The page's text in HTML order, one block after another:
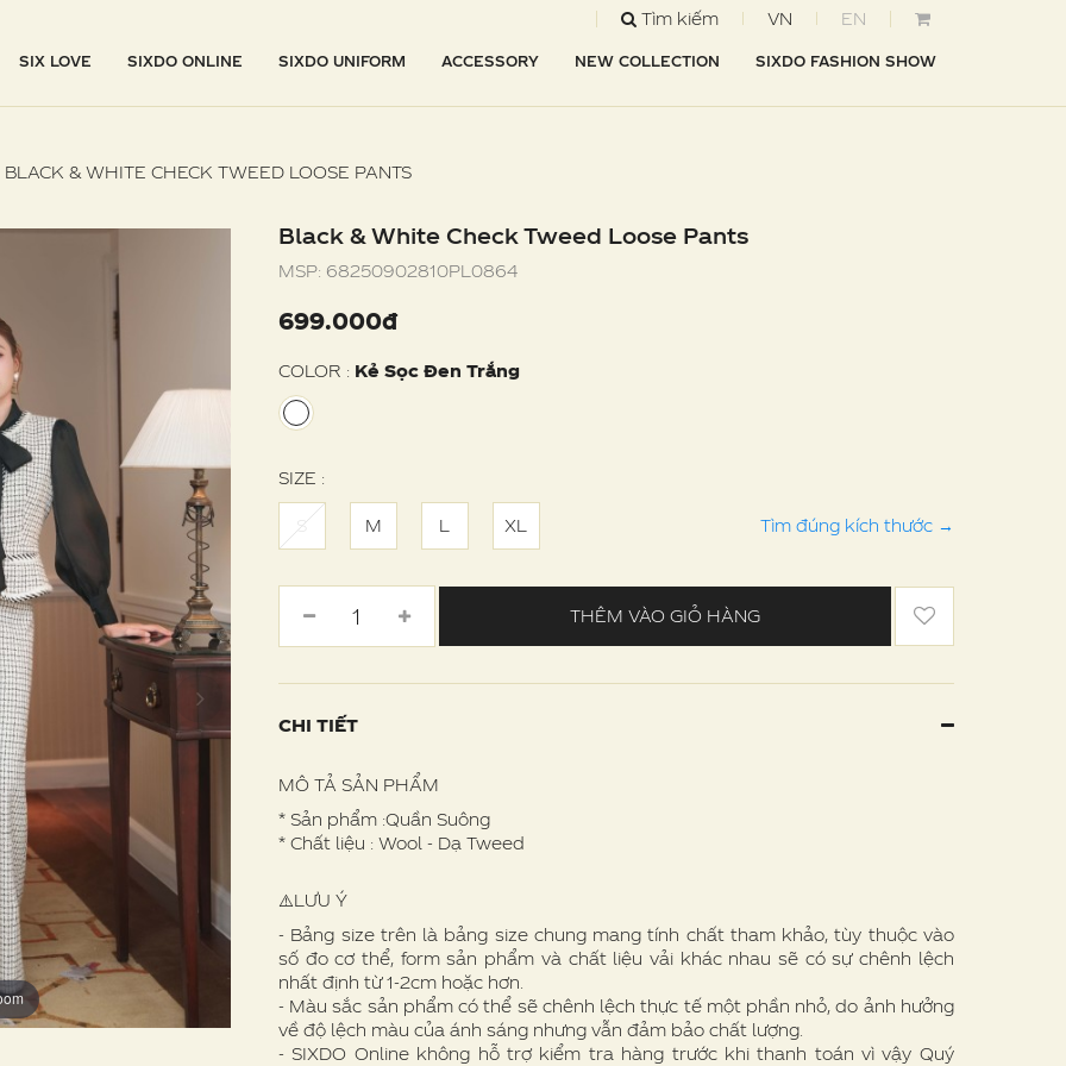
Tìm kiếm VN EN
SIX LOVE SIXDO ONLINE SIXDO UNIFORM ACCESSORY NEW COLLECTION SIXDO FASHION SHOW
BLACK & WHITE CHECK TWEED LOOSE PANTS
Black & White Check Tweed Loose Pants
MSP: 68250902810PL0864
699.000đ
COLOR : Kẻ Sọc Đen Trắng
SIZE :
S M L XL Tìm đúng kích thước →
THÊM VÀO GIỎ HÀNG
CHI TIẾT
MÔ TẢ SẢN PHẨM
* Sản phẩm :Quần Suông
* Chất liệu : Wool - Dạ Tweed
⚠️LƯU Ý
- Bảng size trên là bảng size chung mang tính chất tham khảo, tùy thuộc vào
số đo cơ thể, form sản phẩm và chất liệu vải khác nhau sẽ có sự chênh lệch
nhất định từ 1-2cm hoặc hơn.
- Màu sắc sản phẩm có thể sẽ chênh lệch thực tế một phần nhỏ, do ảnh hưởng
về độ lệch màu của ánh sáng nhưng vẫn đảm bảo chất lượng.
- SIXDO Online không hỗ trợ kiểm tra hàng trước khi thanh toán vì vậy Quý